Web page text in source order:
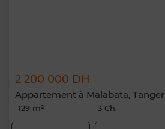
2 200 000 DH
Appartement à Malabata, Tanger
129 m² 3 Ch.